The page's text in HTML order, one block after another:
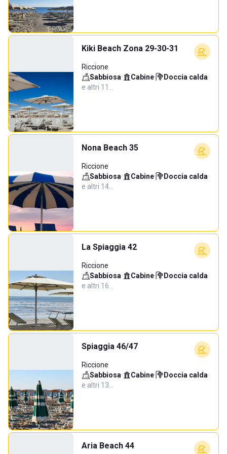
Kiki Beach Zona 29-30-31
Riccione
Sabbiosa· Cabine· Doccia calda·
e altri 11…
Nona Beach 35
Riccione
Sabbiosa· Cabine· Doccia calda·
e altri 14…
La Spiaggia 42
Riccione
Sabbiosa· Cabine· Doccia calda·
e altri 16…
Spiaggia 46/47
Riccione
Sabbiosa· Cabine· Doccia calda·
e altri 13…
Aria Beach 44